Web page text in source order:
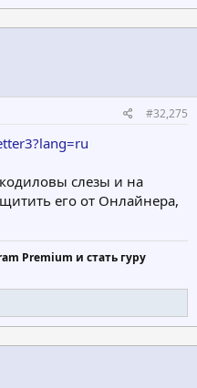
#32,275
слезы и на
его от Онлайнера,
Premium и стать гуру